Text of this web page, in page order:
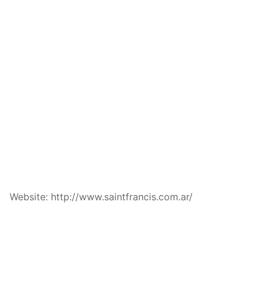
Website: http://www.saintfrancis.com.ar/